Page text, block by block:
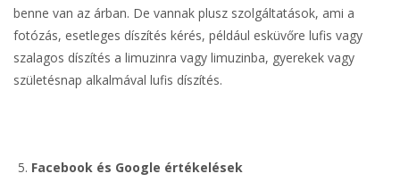
benne van az árban. De vannak plusz szolgáltatások, ami a
fotózás, esetleges díszítés kérés, például esküvőre lufis vagy
szalagos díszítés a limuzinra vagy limuzinba, gyerekek vagy
születésnap alkalmával lufis díszítés.
Facebook és Google értékelések